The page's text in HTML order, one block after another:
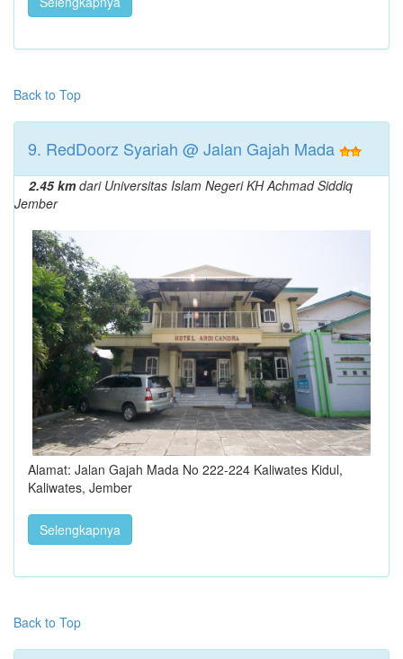
Back to Top
9. RedDoorz Syariah @ Jalan Gajah Mada
2.45 kmdari Universitas Islam Negeri KH Achmad Siddiq
Jember
Alamat: Jalan Gajah Mada No 222-224 Kaliwates Kidul,
Kaliwates, Jember
Selengkapnya
Back to Top